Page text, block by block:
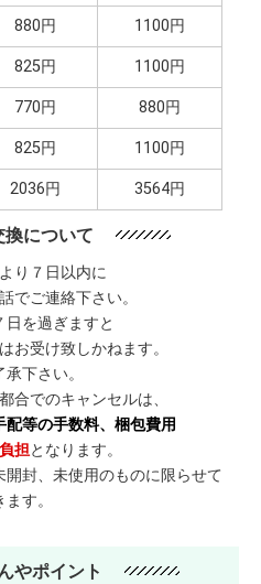
880円 1100円
825円 1100円
770円 880円
825円 1100円
2036円 3564円
換について
り７日以内に
でご連絡下さい。
日を過ぎますと
お受け致しかねます。
下さい。
合でのキャンセルは、
配等の手数料、梱包費用
担となります。
封、未使用のものに限らせて
す。
やポイント